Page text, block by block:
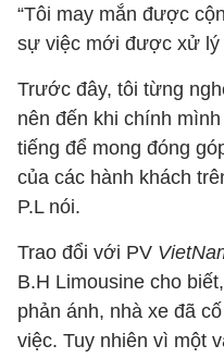
“Tôi may mắn được
sự việc mới được xử lý
Trước đây, tôi từng
nên đến khi chính
tiếng để mong đóng
của các hành khách
P.L nói.
Trao đổi với PV
B.H Limousine cho
phản ánh, nhà xe đã
việc. Tuy nhiên vì một